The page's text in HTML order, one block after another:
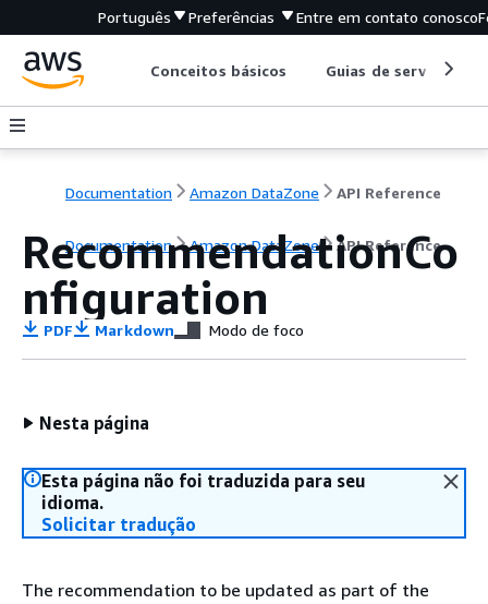
Português Preferências Entre em contato conosco
Conceitos básicos Guias de serviço
Documentation Amazon DataZone API Reference
Documentation Amazon DataZone API Reference
RecommendationCo
nfiguration
PDF Markdown Modo de foco
Nesta página
Esta página não foi traduzida para seu
idioma.
Solicitar tradução
The recommendation to be updated as part of the